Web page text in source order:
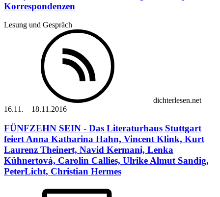
Korrespondenzen
Lesung und Gespräch
dichterlesen.net
16.11. – 18.11.2016
FÜNFZEHN SEIN - Das Literaturhaus Stuttgart
feiert Anna Katharina Hahn, Vincent Klink, Kurt
Laurenz Theinert, Navid Kermani, Lenka
Kühnertová, Carolin Callies, Ulrike Almut Sandig,
PeterLicht, Christian Hermes